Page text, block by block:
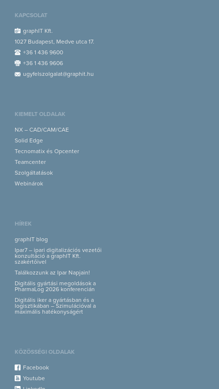
KAPCSOLAT
graphIT Kft.
1027 Budapest, Medve utca 17.
+36 1 436 9600
+36 1 436 9606
ugyfelszolgalat@graphit.hu
KIEMELT OLDALAK
NX – CAD/CAM/CAE
Solid Edge
Tecnomatix és Opcenter
Teamcenter
Szolgáltatások
Webinárok
HÍREK
graphIT blog
Ipar7 – ipari digitalizációs vezetői
konzultáció a graphIT Kft.
szakértőivel
Találkozzunk az Ipar Napjain!
Digitális gyártási megoldások a
PharmaLog 2026 konferencián
Digitális iker a gyártásban és a
logisztikában – Szimulációval a
maximális hatékonyságért
KÖZÖSSÉGI OLDALAK
Facebook
Youtube